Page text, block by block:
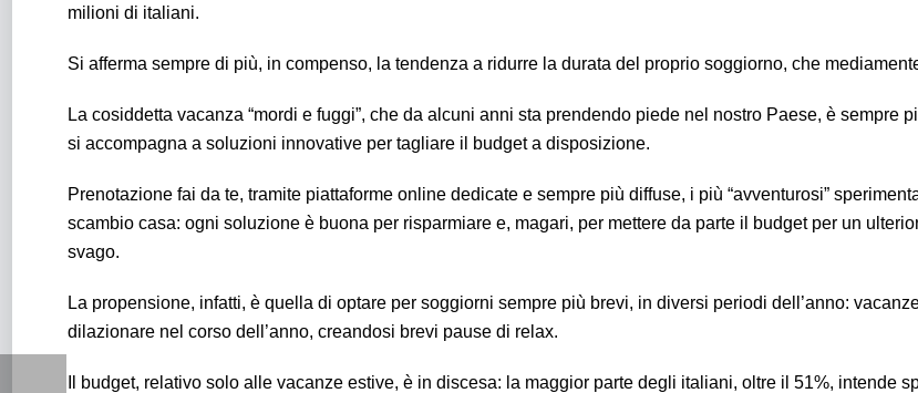
milioni di italiani.
Si afferma sempre di più, in compenso, la tendenza a ridurre la durata del proprio soggiorno, che
La cosiddetta vacanza “mordi e fuggi”, che da alcuni anni sta prendendo piede nel nostro Paese, è sempre
si accompagna a soluzioni innovative per tagliare il budget a disposizione.
Prenotazione fai da te, tramite piattaforme online dedicate e sempre più diffuse, i più “avventurosi”
scambio casa: ogni soluzione è buona per risparmiare e, magari, per mettere da parte il budget per un
svago.
La propensione, infatti, è quella di optare per soggiorni sempre più brevi, in diversi periodi dell’anno:
dilazionare nel corso dell’anno, creandosi brevi pause di relax.
Il budget, relativo solo alle vacanze estive, è in discesa: la maggior parte degli italiani, oltre il 51%, intende